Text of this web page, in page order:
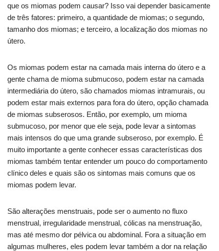
que os miomas podem causar? Isso vai depender basicamente
de três fatores: primeiro, a quantidade de miomas; o segundo,
tamanho dos miomas; e terceiro, a localização dos miomas no
útero.
Os miomas podem estar na camada mais interna do útero e a
gente chama de mioma submucoso, podem estar na camada
intermediária do útero, são chamados miomas intramurais, ou
podem estar mais externos para fora do útero, opção chamada
de miomas subserosos. Então, por exemplo, um mioma
submucoso, por menor que ele seja, pode levar a sintomas
mais intensos do que uma grande subseroso, por exemplo. É
muito importante a gente conhecer essas características dos
miomas também tentar entender um pouco do comportamento
clínico deles e quais são os sintomas mais comuns que os
miomas podem levar.
São alterações menstruais, pode ser o aumento no fluxo
menstrual, irregularidade menstrual, cólicas na menstruação,
mas até mesmo dor pélvica ou abdominal. Fora a situação em
algumas mulheres, eles podem levar também a dor na relação